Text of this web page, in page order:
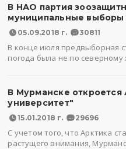
В НАО партия
муниципальные выборы
05.09.2018 г. 30811
В конце июля предвыборная
погода была не по
В Мурманске откроется
университет"
15.01.2018 г. 29696
С учетом того, что Арктика
растущего внимания,